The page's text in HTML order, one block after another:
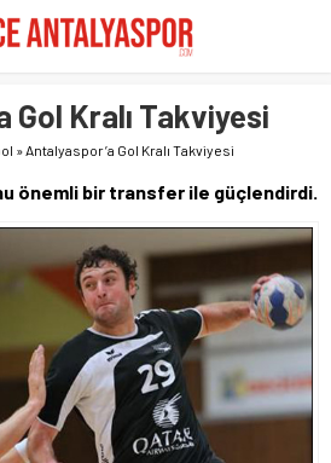
Gol Kralı Takviyesi
»Antalyaspor’a Gol Kralı Takviyesi
önemli bir transfer ile güçlendirdi.